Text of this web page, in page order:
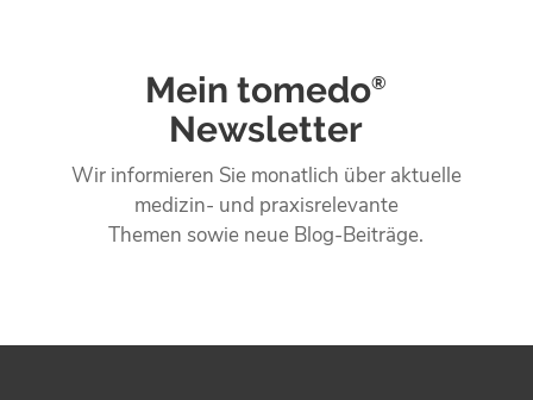
Mein tomedo®
Newsletter
Wir informieren Sie monatlich über aktuelle
medizin- und praxisrelevante
Themen sowie neue Blog-Beiträge.